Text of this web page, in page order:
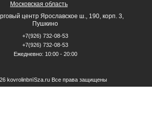
Московская область
центр Ярославское ш., 190, корп. 3,
Пушкино
+7(926) 732-08-53
+7(926) 732-08-53
Ежедневно: 10:00 - 20:00
kovrolinbпїЅza.ru Все права защищены